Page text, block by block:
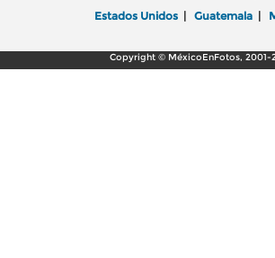
Estados Unidos | Guatemala |
Copyright © MéxicoEnFotos, 2001-